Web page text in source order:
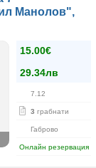
Манолов",
15.00€
29.34лв
7.12
3 грабнати
Габрово
Онлайн резервация